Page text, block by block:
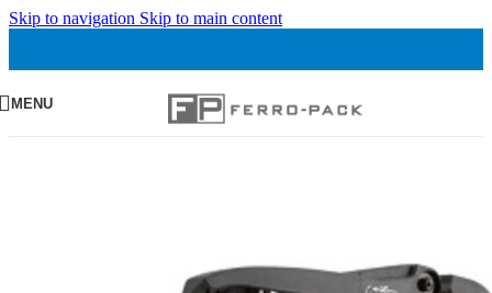
Skip to navigation Skip to main content
MENU